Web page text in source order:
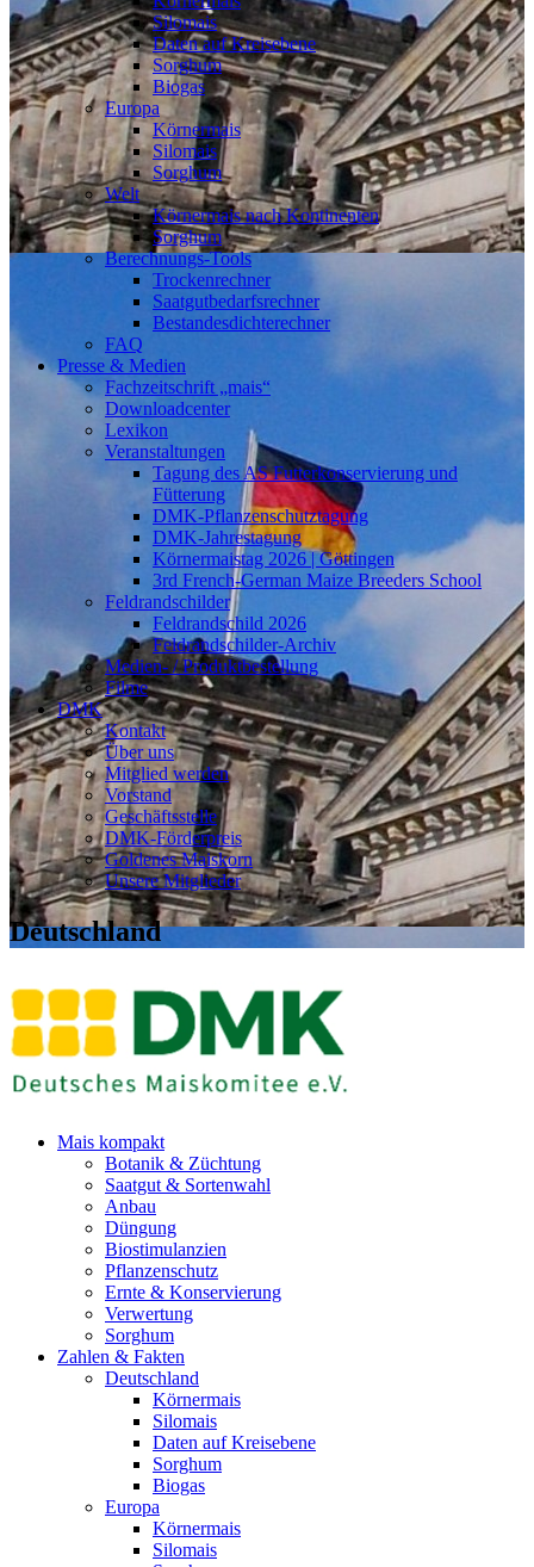
Silomais
Daten auf Kreisebene
Sorghum
Biogas
Europa
Körnermais
Silomais
Sorghum
Welt
Körnermais nach Kontinenten
Sorghum
Berechnungs-Tools
Trockenrechner
Saatgutbedarfsrechner
Bestandesdichterechner
FAQ
Presse & Medien
Fachzeitschrift „mais“
Downloadcenter
Lexikon
Veranstaltungen
Tagung des AS Futterkonservierung und
Fütterung
DMK-Pflanzenschutztagung
DMK-Jahrestagung
Körnermaistag 2026 | Göttingen
3rd French-German Maize Breeders School
Feldrandschilder
Feldrandschild 2026
Feldrandschilder-Archiv
Medien- / Produktbestellung
Filme
DMK
Kontakt
Über uns
Mitglied werden
Vorstand
Geschäftsstelle
DMK-Förderpreis
Goldenes Maiskorn
Unsere Mitglieder
Deutschland
Mais kompakt
Botanik & Züchtung
Saatgut & Sortenwahl
Anbau
Düngung
Biostimulanzien
Pflanzenschutz
Ernte & Konservierung
Verwertung
Sorghum
Zahlen & Fakten
Deutschland
Körnermais
Silomais
Daten auf Kreisebene
Sorghum
Biogas
Europa
Körnermais
Silomais